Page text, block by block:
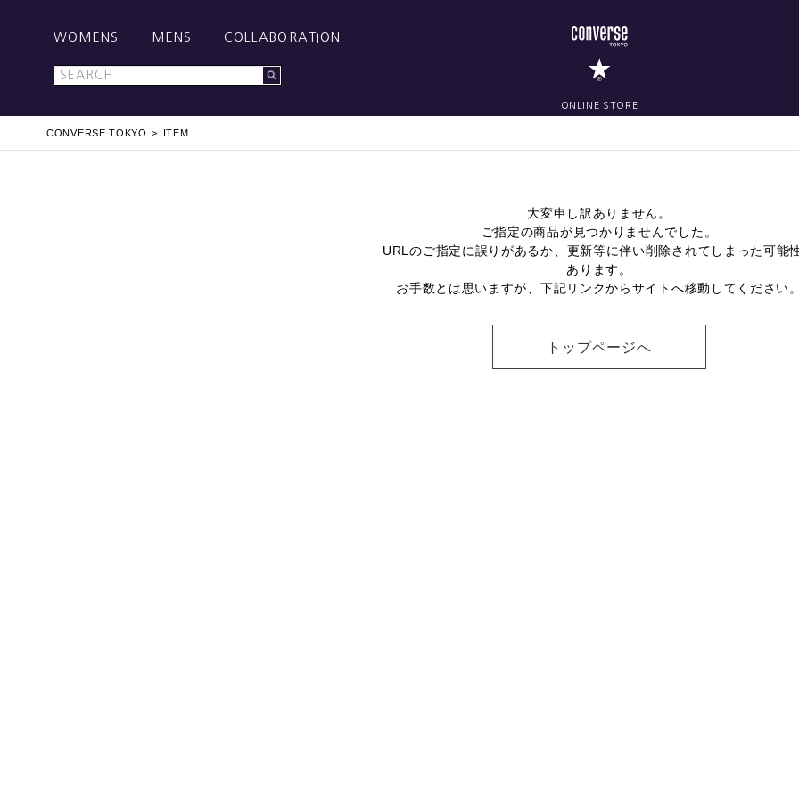
WOMENS MENS COLLABORATION
ONLINE STORE
CONVERSE TOKYO ITEM
大変申し訳ありません。
ご指定の商品が見つかりませんでした。
URLのご指定に誤りがあるか、更新等に伴い削除されてしまった可能
あります。
お手数とは思いますが、下記リンクからサイトへ移動してください。
トップページへ